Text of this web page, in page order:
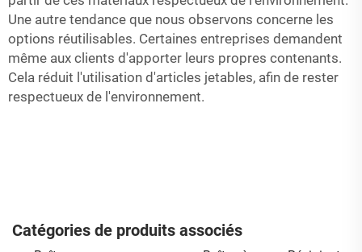
Une autre tendance que nous observons concerne les
options réutilisables. Certaines entreprises demandent
même aux clients d'apporter leurs propres contenants.
Cela réduit l'utilisation d'articles jetables, afin de rester
respectueux de l'environnement.
Catégories de produits associés